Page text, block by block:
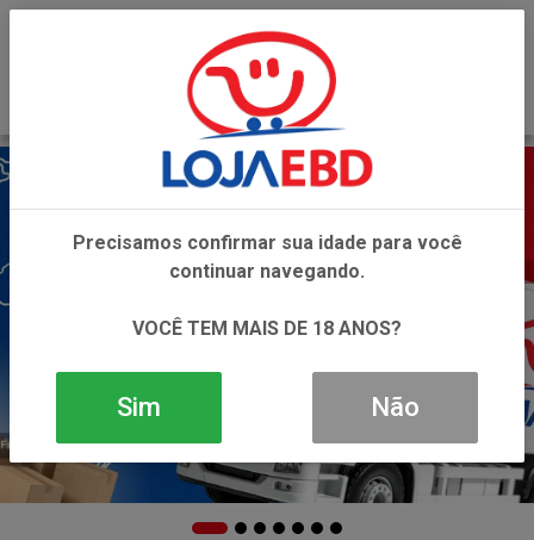
Precisamos confirmar sua idade para você
continuar navegando.
VOCÊ TEM MAIS DE 18 ANOS?
Sim Não